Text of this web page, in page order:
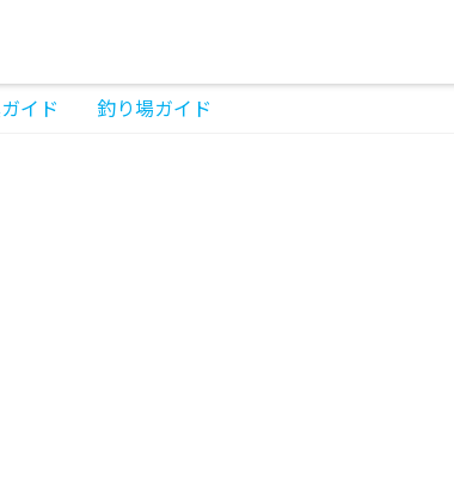
イド 釣り場ガイド